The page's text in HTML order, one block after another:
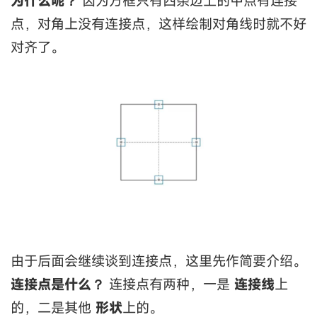
点，对角上没有连接点，这样绘制对角线时就不好
对齐了。
由于后面会继续谈到连接点，这里先作简要介绍。
连接点是什么？ 连接点有两种，一是 连接线上
的，二是其他 形状上的。